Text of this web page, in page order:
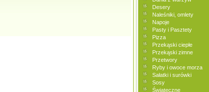
Desery
Naleśniki, omlety
Napoje
Pasty i Pasztety
Pizza
Przekąski ciepłe
Przekąski zimne
Przetwory
Ryby i owoce morza
Sałatki i surówki
Sosy
Świąteczne